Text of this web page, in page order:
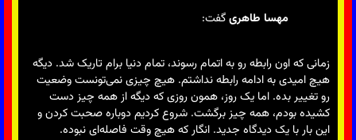
مهسا طاهریگفت:
زمانی که اون رابطه رو به اتمام رسوند، تمام دنیا برام تاریک شد. دیگه
هیچ امیدی به ادامه رابطه نداشتم. هیچ چیزی نمی‌تونست وضعیت
رو تغییر بده. اما یک روز، همون روزی که دیگه از همه چیز دست
کشیده بودم، همه چیز برگشت. شروع کردیم دوباره صحبت کردن و
این بار با یک دیدگاه جدید. انگار که هیچ وقت فاصله‌ای نبوده.